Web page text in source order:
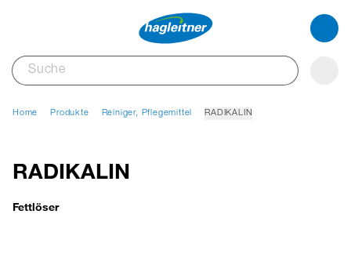
Home Produkte Reiniger, Pflegemittel RADIKALIN
RADIKALIN
Fettlöser